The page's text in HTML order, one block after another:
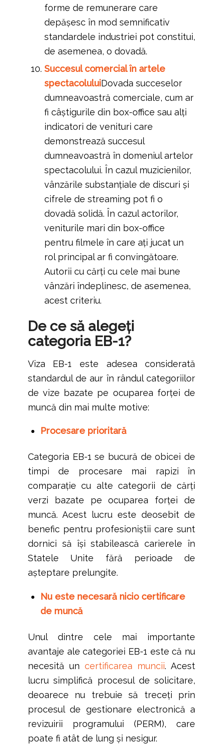
forme de remunerare care
depășesc în mod semnificativ
standardele industriei pot constitui,
de asemenea, o dovadă.
Succesul comercial în artele
spectacoluluiDovada succeselor
dumneavoastră comerciale, cum ar
fi câștigurile din box-office sau alți
indicatori de venituri care
demonstrează succesul
dumneavoastră în domeniul artelor
spectacolului. În cazul muzicienilor,
vânzările substanțiale de discuri și
cifrele de streaming pot fi o
dovadă solidă. În cazul actorilor,
veniturile mari din box-office
pentru filmele în care ați jucat un
rol principal ar fi convingătoare.
Autorii cu cărți cu cele mai bune
vânzări îndeplinesc, de asemenea,
acest criteriu.
De ce să alegeți
categoria EB-1?
Viza EB-1 este adesea considerată
standardul de aur în rândul categoriilor
de vize bazate pe ocuparea forței de
muncă din mai multe motive:
Procesare prioritară
Categoria EB-1 se bucură de obicei de
timpi de procesare mai rapizi în
comparație cu alte categorii de cărți
verzi bazate pe ocuparea forței de
muncă. Acest lucru este deosebit de
benefic pentru profesioniștii care sunt
dornici să își stabilească carierele în
Statele Unite fără perioade de
așteptare prelungite.
Nu este necesară nicio certificare
de muncă
Unul dintre cele mai importante
avantaje ale categoriei EB-1 este că nu
necesită un certificarea muncii. Acest
lucru simplifică procesul de solicitare,
deoarece nu trebuie să treceți prin
procesul de gestionare electronică a
revizuirii programului (PERM), care
poate fi atât de lung și nesigur.